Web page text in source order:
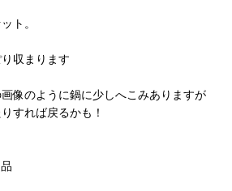
ト。
収まります
像のように鍋に少しへこみありますが
すれば戻るかも！